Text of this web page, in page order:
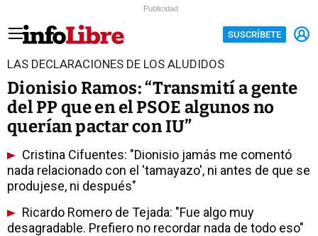
Publicidad
SUSCRÍBETE
LAS DECLARACIONES DE LOS ALUDIDOS
Dionisio Ramos: “Transmití a gente
del PP que en el PSOE algunos no
querían pactar con IU”
Cristina Cifuentes: "Dionisio jamás me comentó
nada relacionado con el 'tamayazo', ni antes de que se
produjese, ni después"
Ricardo Romero de Tejada: "Fue algo muy
desagradable. Prefiero no recordar nada de todo eso"